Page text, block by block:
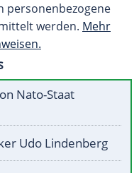
personenbezogene
werden. Mehr
Nato-Staat
Udo Lindenberg